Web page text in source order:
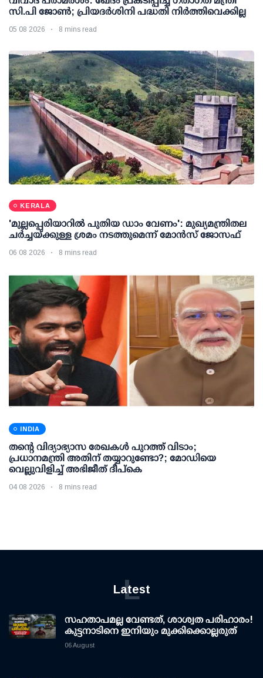
സി.പി ജോണ്‍; പ്രിയദര്‍ശിനി പദ്ധതി നിര്‍ത്തിവെക്കില്ല
05 08 2026 8 mins read
KERALA
'മുല്ലപ്പെരിയാറില്‍ പുതിയ ഡാം വേണം': മുഖ്യമന്ത്രിതല
ചര്‍ച്ചയ്ക്കുള്ള ശ്രമം നടത്തുമെന്ന് മോന്‍സ് ജോസഫ്
06 08 2026 8 mins read
INDIA
തന്റെ വിദ്യാഭ്യാസ രേഖകള്‍ പുറത്ത് വിടാം;
പ്രധാനമന്ത്രി അതിന് തയ്യാറുണ്ടോ?; മോഡിയെ
വെല്ലുവിളിച്ച് അഭിജീത് ദീപ്കെ
04 08 2026 8 mins read
Latest
L
സഹതാപമല്ല വേണ്ടത്, ശാശ്വത പരിഹാരം!
കുട്ടനാടിനെ ഇനിയും മുക്കിക്കൊല്ലരുത്
06 August